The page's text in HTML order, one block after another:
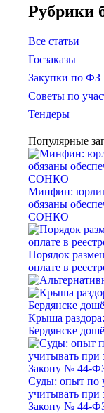
Рубрики
Все статьи
Госзаказы
Закупки по ФЗ
Советы по
Тендеры
Популярные
Минфин:
обязаны
СОНКО
Порядок
оплате в
Крыша
Бердянске
Суды: опыт по
учитывать при
Закону № 44-